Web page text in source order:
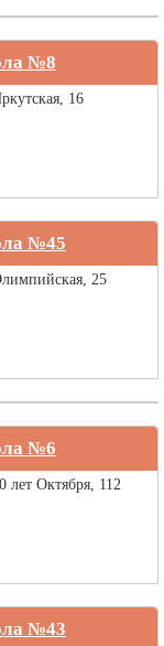
№8
16
№45
25
№6
лет Октября, 112
№43